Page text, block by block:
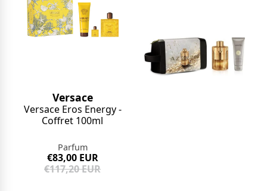
Versace
Versace Eros Energy -
Coffret 100ml
Parfum
€83,00 EUR
€117,20 EUR